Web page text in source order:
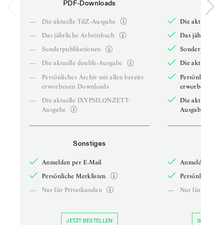
PDF-Downloads
—
Die aktuelle TdZ-Ausgabe
—
Das jährliche Arbeitsbuch
—
Sonderpublikationen
—
Die aktuelle double-Ausgabe
—
Persönliches Archiv mit allen bereits
erworbenen Downloads
—
Die aktuelle IXYPSILONZETT-
Ausgabe
Sonstiges
Anmelden per E-Mail
Persönliche Merklisten
—
Nur für Privatkunden
JETZT BESTELLEN
Die aktuelle
Das jährliche
Die aktuelle
Persönliches
erworbenen
Die aktuelle
Ausgabe
Anmelden
Persönliche
—
Nur für
30 TAGE